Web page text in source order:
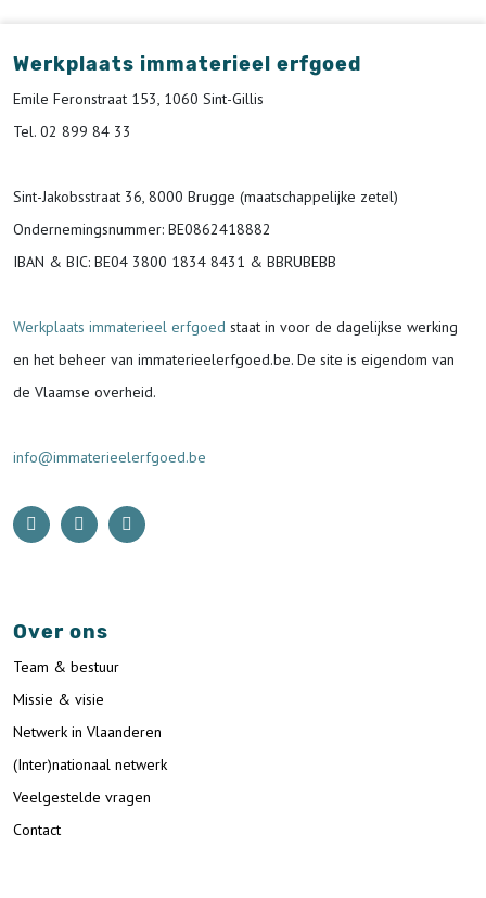
Werkplaats immaterieel erfgoed
Emile Feronstraat 153, 1060 Sint-Gillis
Tel. 02 899 84 33
Sint-Jakobsstraat 36, 8000 Brugge (maatschappelijke zetel)
Ondernemingsnummer: BE0862418882
IBAN & BIC: BE04 3800 1834 8431 & BBRUBEBB
Werkplaats immaterieel erfgoed staat in voor de dagelijkse werking
en het beheer van immaterieelerfgoed.be. De site is eigendom van
de Vlaamse overheid.
info@immaterieelerfgoed.be
Over ons
Team & bestuur
Missie & visie
Netwerk in Vlaanderen
(Inter)nationaal netwerk
Veelgestelde vragen
Contact